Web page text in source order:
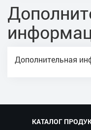
Дополнительная
КАТАЛОГ